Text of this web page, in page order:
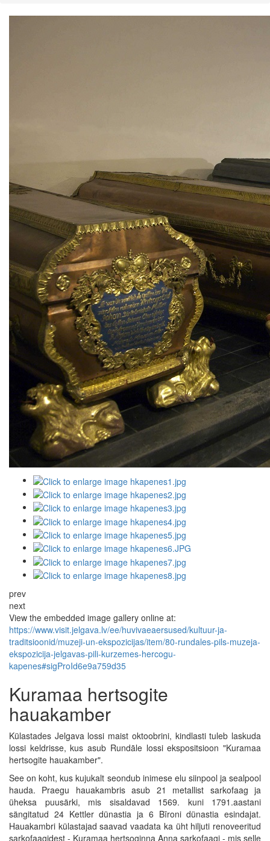
prev
next
View the embedded image gallery online at:
https://www.visit.jelgava.lv/ee/huvivaeaersused/kultuur-ja-
traditsioonid/muzeji-un-ekspozicijas/item/80-rundales-pils-muzeja-
ekspozicija-jelgavas-pili-kurzemes-hercogu-
kapenes#sigProId6e9a759d35
Kuramaa hertsogite
hauakamber
Külastades Jelgava lossi maist oktoobrini, kindlasti tuleb laskuda
lossi keldrisse, kus asub Rundāle lossi ekspositsioon "Kuramaa
hertsogite hauakamber".
See on koht, kus kujukalt seondub inimese elu siinpool ja sealpool
hauda. Praegu hauakambris asub 21 metallist sarkofaag ja
üheksa puusärki, mis sisaldavad 1569. kuni 1791.aastani
sängitatud 24 Kettler dünastia ja 6 Bīroni dünastia esindajat.
Hauakambri külastajad saavad vaadata ka üht hiljuti renoveeritud
sarkofaagidest - Kuramaa hertsoginna Anna sarkofaagi - mis selle